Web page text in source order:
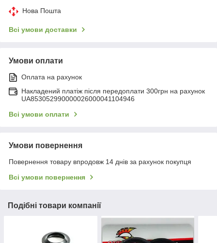
Нова Пошта
Всі умови доставки
Умови оплати
Оплата на рахунок
Накладений платіж після передоплати 300грн на рахунок
UA853052990000026000041104946
Всі умови оплати
Умови повернення
Повернення товару впродовж 14 днів за рахунок покупця
Всі умови повернення
Подібні товари компанії